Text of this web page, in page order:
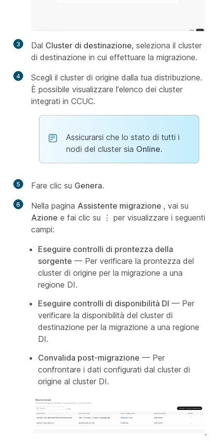
3 Dal Cluster di destinazione, seleziona il cluster
di destinazione in cui effettuare la migrazione.
4
Scegli il cluster di origine dalla tua distribuzione.
È possibile visualizzare l'elenco dei cluster
integrati in CCUC.
Assicurarsi che lo stato di tutti i
nodi del cluster sia Online.
5 Fare clic su Genera.
6 Nella pagina Assistente migrazione , vai su
Azione e fai clic su ⋮ per visualizzare i seguenti
campi:
Eseguire controlli di prontezza della
sorgente — Per verificare la prontezza del
cluster di origine per la migrazione a una
regione DI.
Eseguire controlli di disponibilità DI — Per
verificare la disponibilità del cluster di
destinazione per la migrazione a una regione
DI.
Convalida post-migrazione — Per
confrontare i dati configurati dal cluster di
origine al cluster DI.